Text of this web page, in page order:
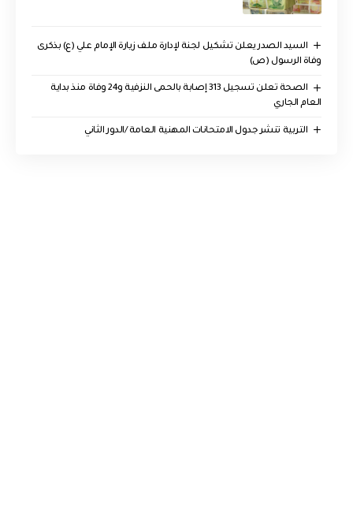
السيد الصدر يعلن تشكيل لجنة لإدارة ملف زيارة الإمام علي (ع) بذكرى
وفاة الرسول (ص)
الصحة تعلن تسجيل 313 إصابة بالحمى النزفية و24 وفاة منذ بداية
العام الجاري
التربية تنشر جدول الامتحانات المهنية العامة /الدور الثاني